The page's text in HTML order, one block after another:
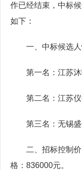
作已经结束，中标
如下：
一、中标候选人
第一名：江苏沐
第二名：江苏仪
第三名：无锡盛
二、招标控制价
格：836000元。